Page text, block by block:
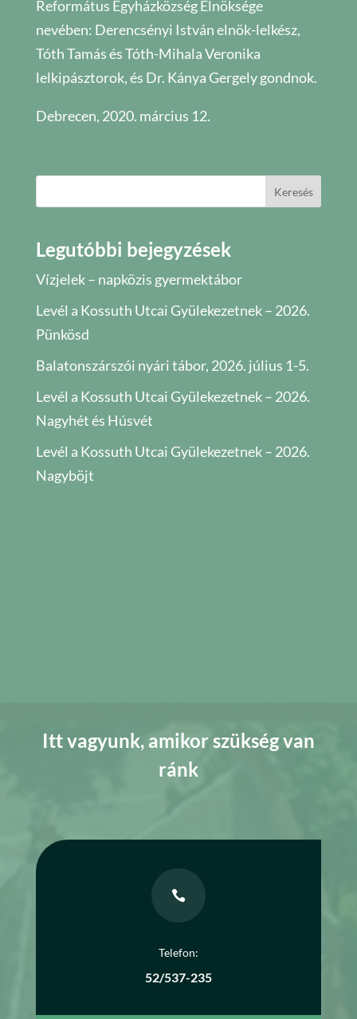
Református Egyházközség Elnöksége
nevében: Derencsényi István elnök-lelkész,
Tóth Tamás és Tóth-Mihala Veronika
lelkipásztorok, és Dr. Kánya Gergely gondnok.
Debrecen, 2020. március 12.
Keresés
Legutóbbi bejegyzések
Vízjelek – napközis gyermektábor
Levél a Kossuth Utcai Gyülekezetnek – 2026.
Pünkösd
Balatonszárszói nyári tábor, 2026. július 1-5.
Levél a Kossuth Utcai Gyülekezetnek – 2026.
Nagyhét és Húsvét
Levél a Kossuth Utcai Gyülekezetnek – 2026.
Nagyböjt
Itt vagyunk, amikor szükség van
ránk

Telefon:
52/537-235